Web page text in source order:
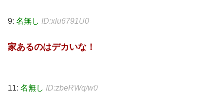
9: 名無し ID:xlu6791U0
家あるのはデカいな！
11: 名無し ID:zbeRWq/w0